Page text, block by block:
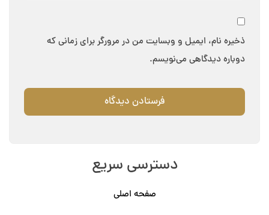
ذخیره نام، ایمیل و وبسایت من در مرورگر برای زمانی که
دوباره دیدگاهی می‌نویسم.
دسترسی سریع
صفحه اصلی